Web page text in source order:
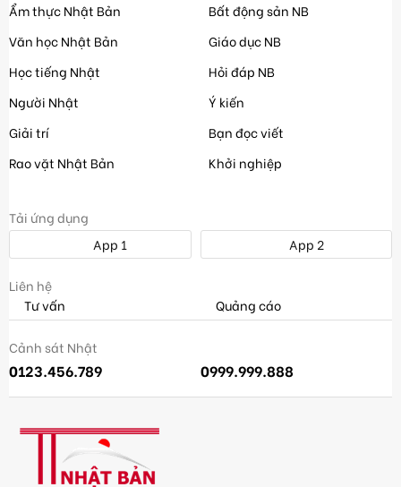
Ẩm thực Nhật Bản
Văn học Nhật Bản
Học tiếng Nhật
Người Nhật
Giải trí
Rao vặt Nhật Bản
Bất động sản NB
Giáo dục NB
Hỏi đáp NB
Ý kiến
Bạn đọc viết
Khởi nghiệp
Tải ứng dụng
App 1
App 2
Liên hệ
Tư vấn
Quảng cáo
Cảnh sát Nhật
0123.456.789 0999.999.888